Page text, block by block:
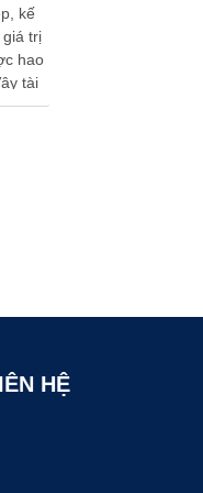
kế
trị
hao
tài
…
HỆ